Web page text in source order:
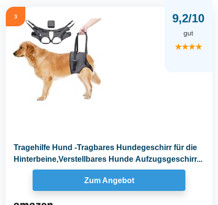
3 9,2/10
gut
★★★★
Tragehilfe Hund -Tragbares Hundegeschirr für die
Hinterbeine,Verstellbares Hunde Aufzugsgeschirr...
Zum Angebot